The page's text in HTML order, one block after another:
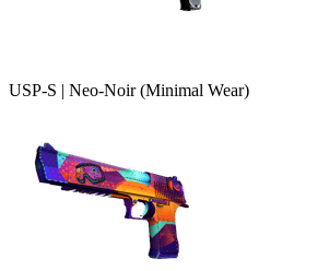
USP-S | Neo-Noir (Minimal Wear)